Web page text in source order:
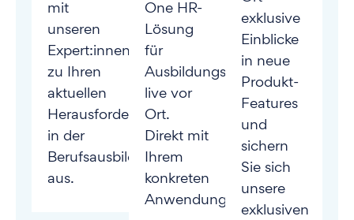
mit
unseren
Expert:innen
zu Ihren
aktuellen
Herausforderungen
in der
Berufsausbildung
aus.
One HR-
Lösung
für
Ausbildungsbetriebe
live vor
Ort.
Direkt mit
Ihrem
konkreten
Anwendungsfall.
exklusive
Einblicke
in neue
Produkt-
Features
und
sichern
Sie sich
unsere
exklusiven